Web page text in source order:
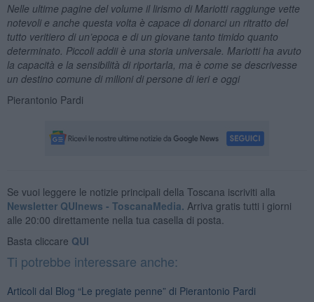
Nelle ultime pagine del volume il lirismo di Mariotti raggiunge vette
notevoli e anche questa volta è capace di donarci un ritratto del
tutto veritiero di un’epoca e di un giovane tanto timido quanto
determinato. Piccoli addii è una storia universale. Mariotti ha avuto
la capacità e la sensibilità di riportarla, ma è come se descrivesse
un destino comune di milioni di persone di ieri e oggi
Pierantonio Pardi
Se vuoi leggere le notizie principali della Toscana iscriviti alla
Newsletter QUInews - ToscanaMedia. Arriva gratis tutti i giorni
alle 20:00 direttamente nella tua casella di posta.
Basta cliccare QUI
Ti potrebbe interessare anche:
Articoli dal Blog “Le pregiate penne” di Pierantonio Pardi